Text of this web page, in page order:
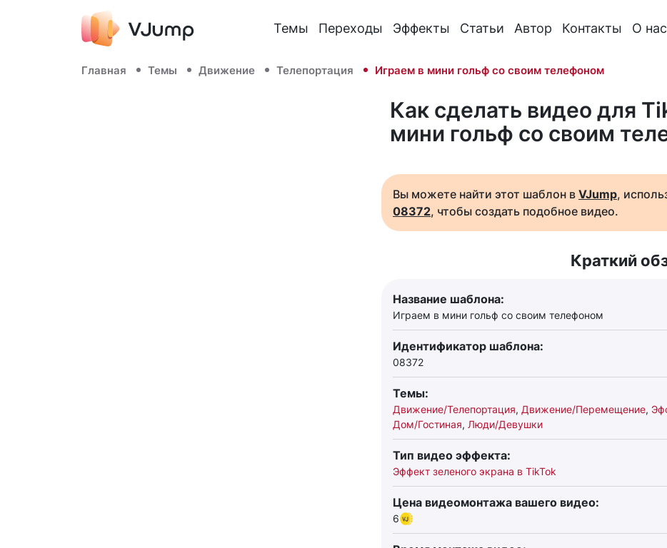
Темы Переходы Эффекты Статьи Автор Контакты О нас
Главная Темы Движение Телепортация Играем в мини гольф со своим телефоном
Как сделать видео для
мини гольф со своим
Вы можете найти этот шаблон в VJump,
08372, чтобы создать подобное видео.
Краткий
Название шаблона:
Играем в мини гольф со своим телефоном
Идентификатор шаблона:
08372
Темы:
Движение/Телепортация, Движение/Перемещение,
Дом/Гостиная, Люди/Девушки
Тип видео эффекта:
Эффект зеленого экрана в TikTok
Цена видеомонтажа вашего видео:
6